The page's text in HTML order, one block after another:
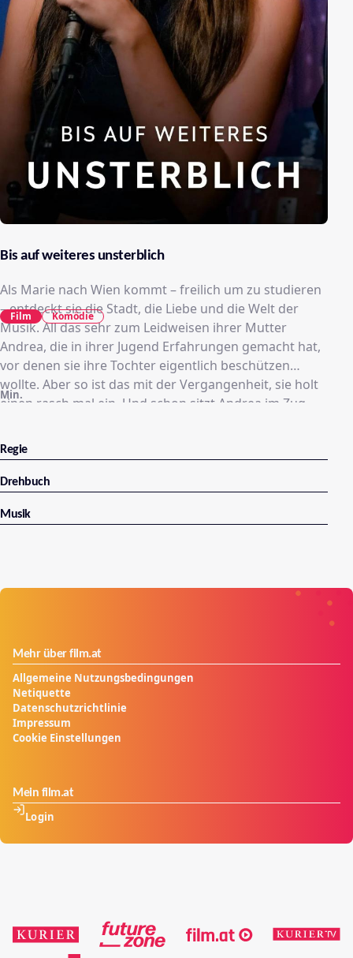
Bis auf weiteres unsterblich
Als Marie nach Wien kommt – freilich um zu studieren
– entdeckt sie die Stadt, die Liebe und die Welt der
Musik. All das sehr zum Leidweisen ihrer Mutter
Andrea, die in ihrer Jugend Erfahrungen gemacht hat,
vor denen sie ihre Tochter eigentlich beschützen
wollte. Aber so ist das mit der Vergangenheit, sie holt
einen rasch mal ein. Und schon sitzt Andrea im Zug
in einem herzhaften Mutter-Tochter-Konflikt wieder.
Min.
Film Komödie
Regie
Drehbuch
Musik
Mehr über film.at
Allgemeine Nutzungsbedingungen
Netiquette
Datenschutzrichtlinie
Impressum
Cookie Einstellungen
Mein film.at
Login